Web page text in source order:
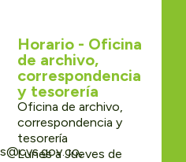
Horario - Oficina
de archivo,
correspondencia
y tesorería
Oficina de archivo,
correspondencia y
tesorería
Lunes a Jueves de